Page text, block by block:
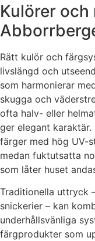
Kulörer och
Rätt kulör och
livslängd och
som harmonierar
skugga och
ofta halv- eller
ger elegant
färger med hög UV-
medan fuktutsatta
som låter huset
Traditionella uttryck
snickerier – kan
underhållsvänliga
färgprodukter som